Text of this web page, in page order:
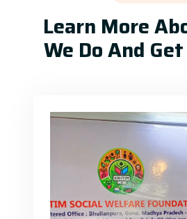
Learn More
We Do And